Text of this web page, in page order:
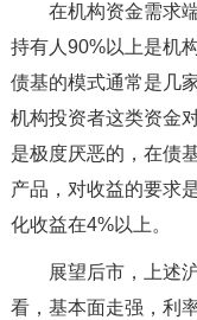
在机构资金需求端
持有人90%以上是机
债基的模式通常是几
机构投资者这类资金
是极度厌恶的，在债
产品，对收益的要求
化收益在4%以上。
展望后市，上述沪
看，基本面走强，利